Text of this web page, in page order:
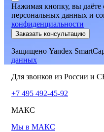
Нажимая кнопку, вы даёте
персональных данных и
конфиденциальности
Заказать консультацию
Защищено Yandex
данных
Для звонков из России и
+7 495 492-45-92
МАКС
Мы в МАКС